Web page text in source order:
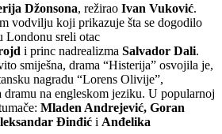
Džonsona, režirao Ivan Vuković.
vodvilju koji prikazuje šta se dogodilo
Londonu sreli otac
i princ nadrealizma Salvador Dali.
smiješna, drama “Histerija” osvojila je,
nagradu “Lorens Olivije”,
dramu na engleskom jeziku. U popularnoj
Mladen Andrejević, Goran
Đinđić i Anđelika